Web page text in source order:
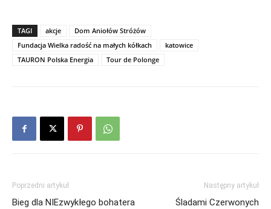
TAGI akcje
Dom Aniołów Stróżów
Fundacja Wielka radość na małych kółkach
katowice
TAURON Polska Energia
Tour de Polonge
Poprzedni artykuł
Bieg dla NIEzwykłego bohatera
Następny artykuł
Śladami Czerwonych